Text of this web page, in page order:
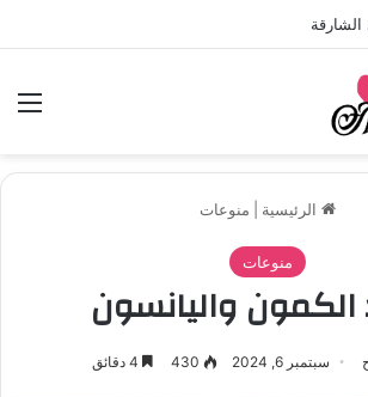
أبوظبي
الرئيسية منوعات
منوعات
الكمون واليانسون
سبتمبر 6, 2024 430